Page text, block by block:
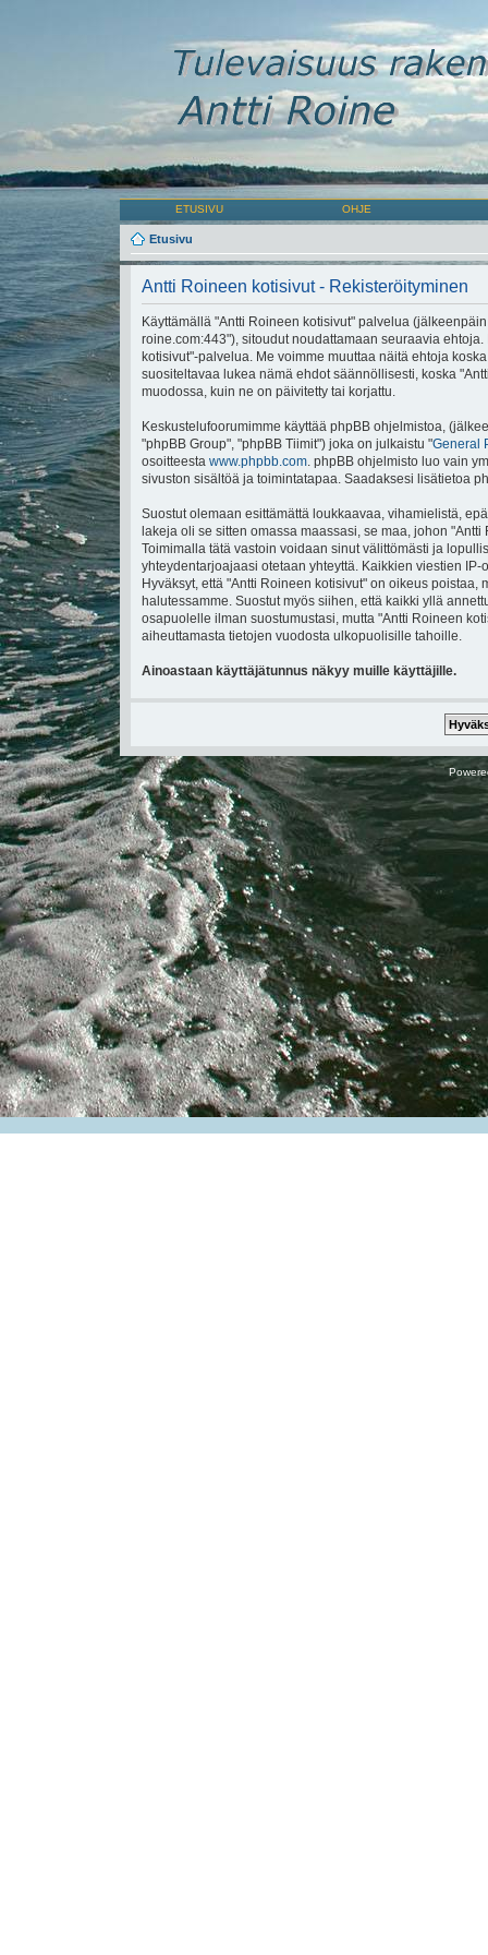
ETUSIVU OHJE
Etusivu
Antti Roineen kotisivut - Rekisteröityminen
Käyttämällä "Antti Roineen kotisivut" palvelua
roine.com:443"), sitoudut noudattamaan seuraavia
kotisivut"-palvelua. Me voimme muuttaa näitä ehtoja
suositeltavaa lukea nämä ehdot säännöllisesti, koska
muodossa, kuin ne on päivitetty tai korjattu.
Keskustelufoorumimme käyttää phpBB ohjelmistoa,
"phpBB Group", "phpBB Tiimit") joka on julkaistu "General
osoitteesta www.phpbb.com. phpBB ohjelmisto luo vain
sivuston sisältöä ja toimintatapaa. Saadaksesi lisätietoa
Suostut olemaan esittämättä loukkaavaa, vihamielistä,
lakeja oli se sitten omassa maassasi, se maa, johon
Toimimalla tätä vastoin voidaan sinut välittömästi ja
yhteydentarjoajaasi otetaan yhteyttä. Kaikkien viestien
Hyväksyt, että "Antti Roineen kotisivut" on oikeus
halutessamme. Suostut myös siihen, että kaikki yllä
osapuolelle ilman suostumustasi, mutta "Antti Roineen
aiheuttamasta tietojen vuodosta ulkopuolisille tahoille.
Ainoastaan käyttäjätunnus näkyy muille käyttäjille.